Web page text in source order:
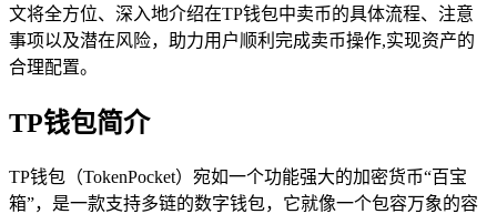
文将全方位、深入地介绍在TP钱包中卖币的具体流程、注意
事项以及潜在风险，助力用户顺利完成卖币操作,实现资产的
合理配置。
TP钱包简介
TP钱包（TokenPocket）宛如一个功能强大的加密货币“百宝
箱”，是一款支持多链的数字钱包，它就像一个包容万象的容